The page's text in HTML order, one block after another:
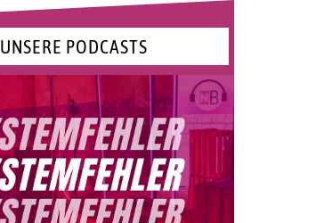
UNSERE PODCASTS